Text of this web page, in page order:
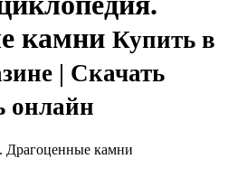
камни Купить в
| Скачать
онлайн